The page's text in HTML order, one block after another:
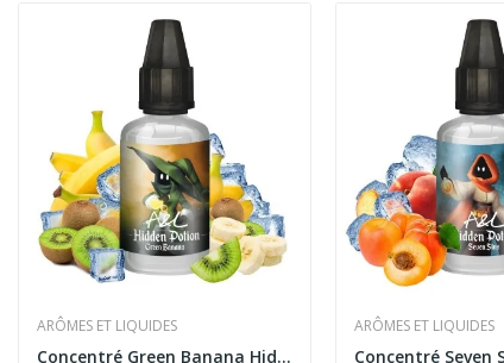
ARÔMES ET LIQUIDES
Concentré Green Banana Hidden Potion
ARÔMES ET LIQUIDES